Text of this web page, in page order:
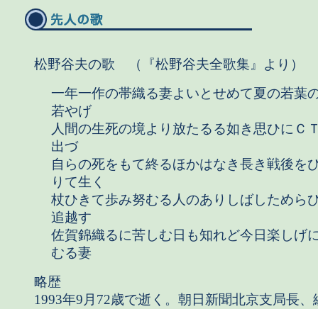
松野谷夫の歌 （『松野谷夫全歌集』より）
一年一作の帯織る妻よいとせめて夏の若葉
若やげ
人間の生死の境より放たるる如き思ひにＣ
出づ
自らの死をもて終るほかはなき長き戦後を
りて生く
杖ひきて歩み努むる人のありしばしためら
追越す
佐賀錦織るに苦しむ日も知れど今日楽しげ
むる妻
略歴
1993年9月72歳で逝く。朝日新聞北京支局長、